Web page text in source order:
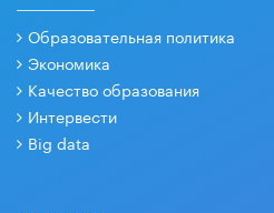
Образовательная политика
Экономика
Качество образования
Интервести
Big data